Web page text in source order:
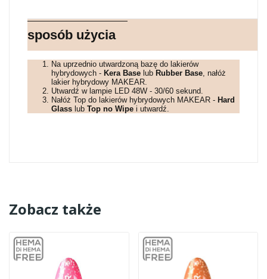
sposób użycia
Na uprzednio utwardzoną bazę do lakierów
hybrydowych - Kera Base lub Rubber Base , nałóż
lakier hybrydowy MAKEAR.
Utwardź w lampie LED 48W - 30/60 sekund.
Nałóż Top do lakierów hybrydowych MAKEAR - Hard
Glass lub Top no Wipe i utwardź.
Zobacz także